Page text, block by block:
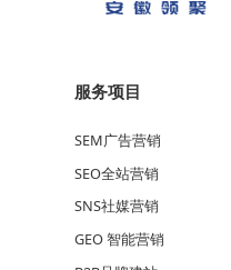
服务项目
SEM广告营销
SEO全站营销
SNS社媒营销
GEO 智能营销